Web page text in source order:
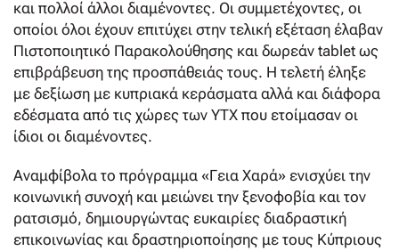
και πολλοί άλλοι διαμένοντες. Οι συμμετέχοντες, οι
οποίοι όλοι έχουν επιτύχει στην τελική εξέταση έλαβαν
Πιστοποιητικό Παρακολούθησης και δωρεάν tablet ως
επιβράβευση της προσπάθειάς τους. Η τελετή έληξε
με δεξίωση με κυπριακά κεράσματα αλλά και διάφορα
εδέσματα από τις χώρες των ΥΤΧ που ετοίμασαν οι
ίδιοι οι διαμένοντες.
Αναμφίβολα το πρόγραμμα «Γεια Χαρά» ενισχύει την
κοινωνική συνοχή και μειώνει την ξενοφοβία και τον
ρατσισμό, δημιουργώντας ευκαιρίες διαδραστική
επικοινωνίας και δραστηριοποίησης με τους Κύπριους